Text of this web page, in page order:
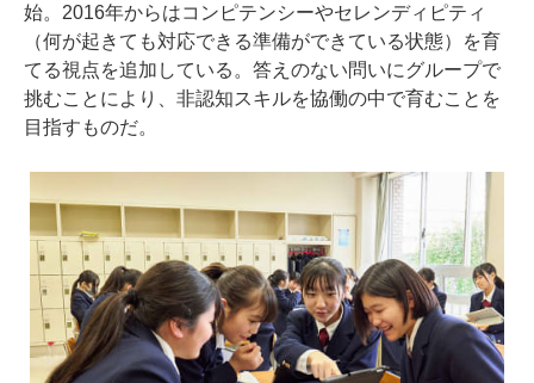
始。2016年からはコンピテンシーやセレンディピティ
（何が起きても対応できる準備ができている状態）を育
てる視点を追加している。答えのない問いにグループで
挑むことにより、非認知スキルを協働の中で育むことを
目指すものだ。